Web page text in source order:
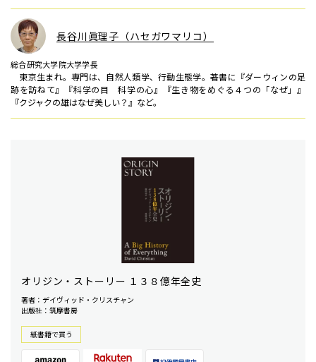
長谷川眞理子（ハセガワマリコ）
総合研究大学院大学学長
東京生まれ。専門は、自然人類学、行動生態学。著書に『ダーウィンの足
跡を訪ねて』『科学の目 科学の心』『生き物をめぐる４つの「なぜ」』
『クジャクの雄はなぜ美しい？』など。
オリジン・ストーリー １３８億年全史
著者：デイヴィッド・クリスチャン
出版社：筑摩書房
紙書籍で買う